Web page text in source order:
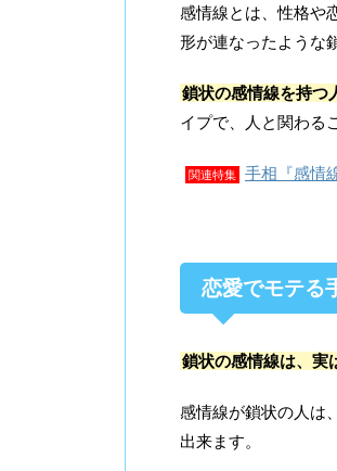
感情線とは、性格や
形が連なったような
鎖状の感情線を持つ
イプで、人と関わる
関連特集 手相『感情
恋愛でモテる
鎖状の感情線は、実
感情線が鎖状の人は
出来ます。